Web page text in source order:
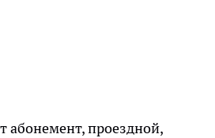
абонемент, проездной,